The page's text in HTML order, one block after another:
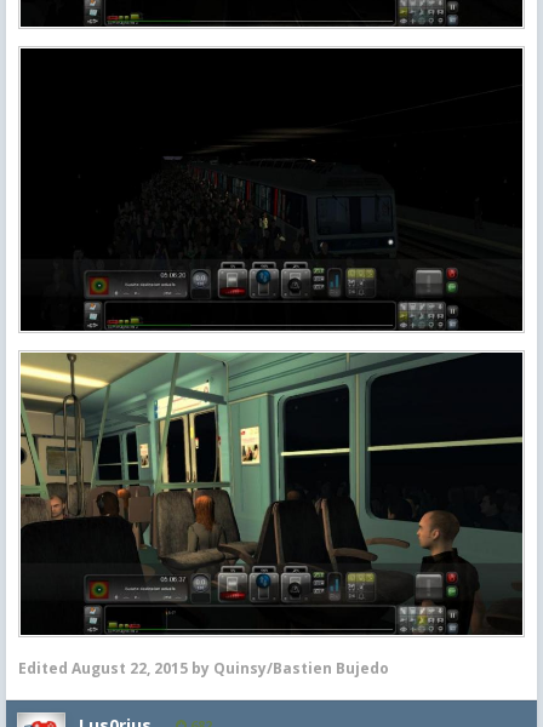
Edited August 22, 2015 by Quinsy/Bastien Bujedo